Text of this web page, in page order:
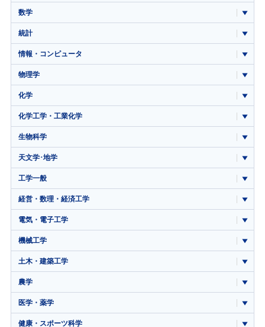
数学
統計
情報・コンピュータ
物理学
化学
化学工学・工業化学
生物科学
天文学･地学
工学一般
経営・数理・経済工学
電気・電子工学
機械工学
土木・建築工学
農学
医学・薬学
健康・スポーツ科学